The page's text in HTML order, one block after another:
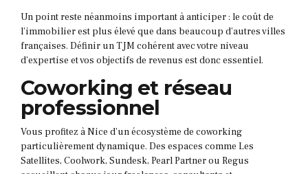
Un point reste néanmoins important à anticiper : le coût de
l’immobilier est plus élevé que dans beaucoup d’autres villes
françaises. Définir un TJM cohérent avec votre niveau
d’expertise et vos objectifs de revenus est donc essentiel.
Coworking et réseau
professionnel
Vous profitez à Nice d’un écosystème de coworking
particulièrement dynamique. Des espaces comme Les
Satellites, Coolwork, Sundesk, Pearl Partner ou Regus